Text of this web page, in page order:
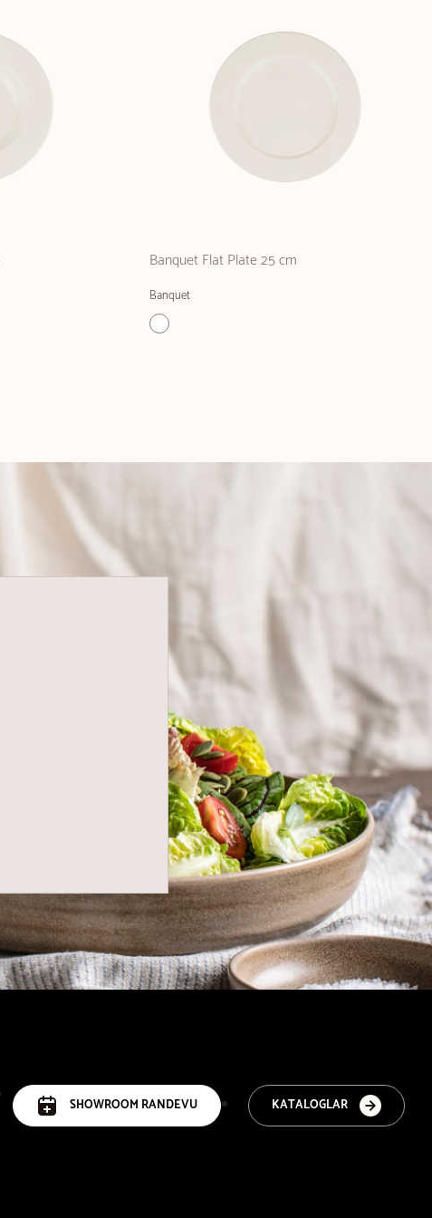
Banquet Flat Plate 25 cm
Banquet
KATALOGLAR
SHOWROOM RANDEVU